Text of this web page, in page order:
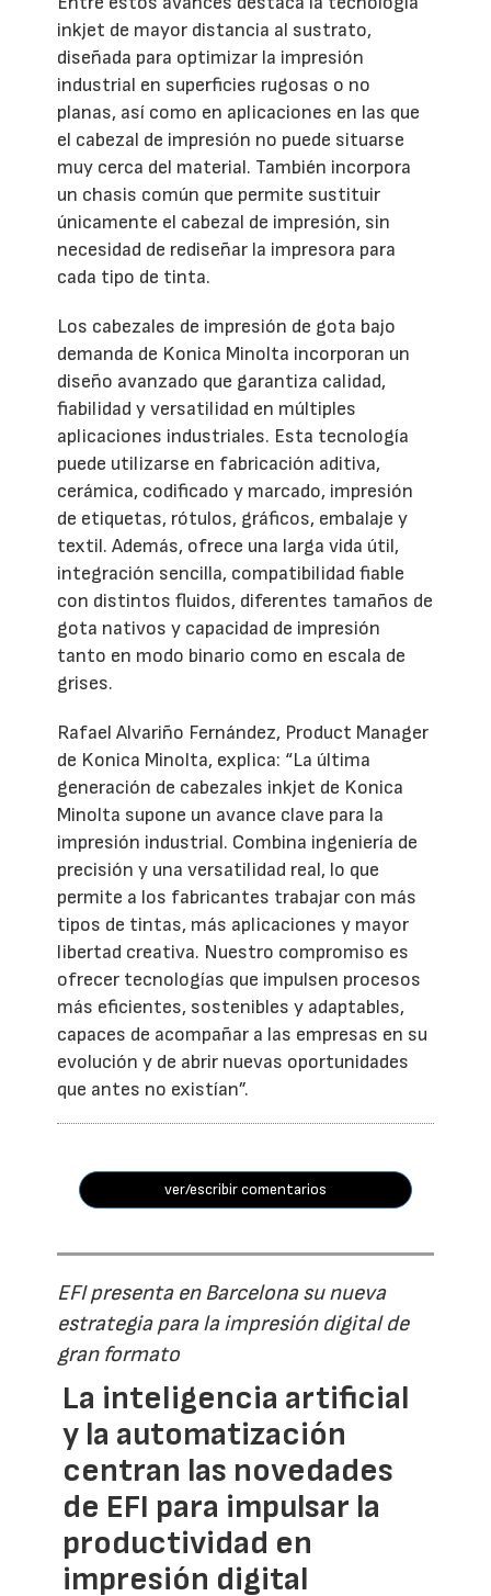
inkjet de mayor distancia al sustrato,
diseñada para optimizar la impresión
industrial en superficies rugosas o no
planas, así como en aplicaciones en las que
el cabezal de impresión no puede situarse
muy cerca del material. También incorpora
un chasis común que permite sustituir
únicamente el cabezal de impresión, sin
necesidad de rediseñar la impresora para
cada tipo de tinta.
Los cabezales de impresión de gota bajo
demanda de Konica Minolta incorporan un
diseño avanzado que garantiza calidad,
fiabilidad y versatilidad en múltiples
aplicaciones industriales. Esta tecnología
puede utilizarse en fabricación aditiva,
cerámica, codificado y marcado, impresión
de etiquetas, rótulos, gráficos, embalaje y
textil. Además, ofrece una larga vida útil,
integración sencilla, compatibilidad fiable
con distintos fluidos, diferentes tamaños de
gota nativos y capacidad de impresión
tanto en modo binario como en escala de
grises.
Rafael Alvariño Fernández, Product Manager
de Konica Minolta, explica: “La última
generación de cabezales inkjet de Konica
Minolta supone un avance clave para la
impresión industrial. Combina ingeniería de
precisión y una versatilidad real, lo que
permite a los fabricantes trabajar con más
tipos de tintas, más aplicaciones y mayor
libertad creativa. Nuestro compromiso es
ofrecer tecnologías que impulsen procesos
más eficientes, sostenibles y adaptables,
capaces de acompañar a las empresas en su
evolución y de abrir nuevas oportunidades
que antes no existían”.
ver/escribir comentarios
EFI presenta en Barcelona su nueva
estrategia para la impresión digital de
gran formato
La inteligencia artificial
y la automatización
centran las novedades
de EFI para impulsar la
productividad en
impresión digital